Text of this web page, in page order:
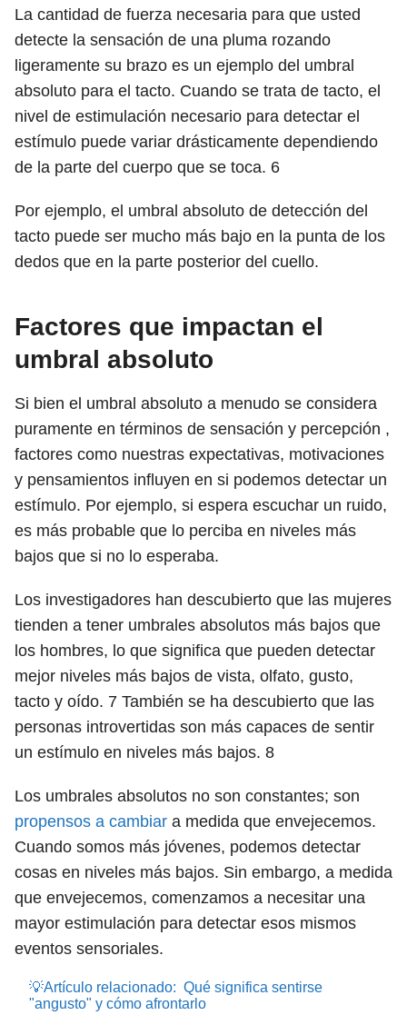
La cantidad de fuerza necesaria para que usted
detecte la sensación de una pluma rozando
ligeramente su brazo es un ejemplo del umbral
absoluto para el tacto. Cuando se trata de tacto, el
nivel de estimulación necesario para detectar el
estímulo puede variar drásticamente dependiendo
de la parte del cuerpo que se toca. 6
Por ejemplo, el umbral absoluto de detección del
tacto puede ser mucho más bajo en la punta de los
dedos que en la parte posterior del cuello.
Factores que impactan el
umbral absoluto
Si bien el umbral absoluto a menudo se considera
puramente en términos de sensación y percepción ,
factores como nuestras expectativas, motivaciones
y pensamientos influyen en si podemos detectar un
estímulo. Por ejemplo, si espera escuchar un ruido,
es más probable que lo perciba en niveles más
bajos que si no lo esperaba.
Los investigadores han descubierto que las mujeres
tienden a tener umbrales absolutos más bajos que
los hombres, lo que significa que pueden detectar
mejor niveles más bajos de vista, olfato, gusto,
tacto y oído. 7 También se ha descubierto que las
personas introvertidas son más capaces de sentir
un estímulo en niveles más bajos. 8
Los umbrales absolutos no son constantes; son
propensos a cambiar a medida que envejecemos.
Cuando somos más jóvenes, podemos detectar
cosas en niveles más bajos. Sin embargo, a medida
que envejecemos, comenzamos a necesitar una
mayor estimulación para detectar esos mismos
eventos sensoriales.
💡Artículo relacionado: Qué significa sentirse
"angusto" y cómo afrontarlo